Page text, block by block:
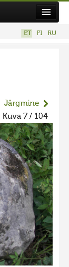
ET FI RU
Järgmine
Kuva 7 / 104